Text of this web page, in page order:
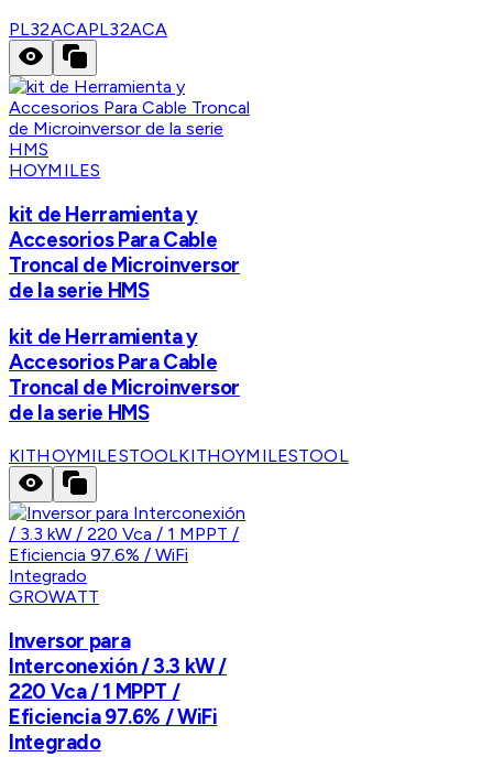
PL32ACAPL32ACA
HOYMILES
kit de Herramienta y
Accesorios Para Cable
Troncal de Microinversor
de la serie HMS
kit de Herramienta y
Accesorios Para Cable
Troncal de Microinversor
de la serie HMS
KITHOYMILESTOOLKITHOYMILESTOOL
GROWATT
Inversor para
Interconexión / 3.3 kW /
220 Vca / 1 MPPT /
Eficiencia 97.6% / WiFi
Integrado